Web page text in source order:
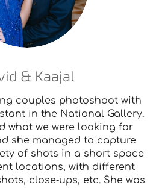
& Kaajal
couples photoshoot with
in the National Gallery.
what we were looking for
she managed to capture
of shots in a short space
locations, with different
close‑ups, etc. She was